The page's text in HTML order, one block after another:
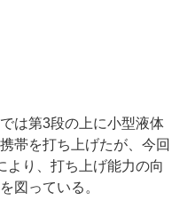
は第3段の上に小型液体
帯を打ち上げたが、今回
より、打ち上げ能力の向
図っている。